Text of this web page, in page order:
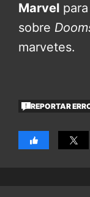
Marvel
sobre
marvetes.
REPORTAR